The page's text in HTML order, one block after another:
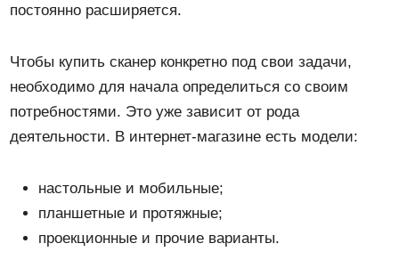
постоянно расширяется.
Чтобы купить сканер конкретно под свои задачи,
необходимо для начала определиться со своим
потребностями. Это уже зависит от рода
деятельности. В интернет-магазине есть модели:
настольные и мобильные;
планшетные и протяжные;
проекционные и прочие варианты.